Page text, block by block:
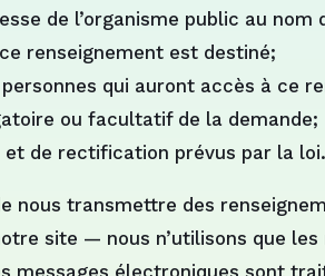
de l’organisme public au
renseignement est destiné;
qui auront accès à ce
ou facultatif de la demande;
et de rectification prévus par la loi.
nous transmettre des
site — nous n’utilisons que
messages électroniques sont